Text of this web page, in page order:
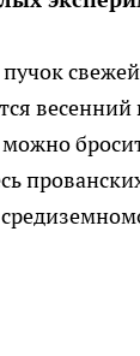
весенний